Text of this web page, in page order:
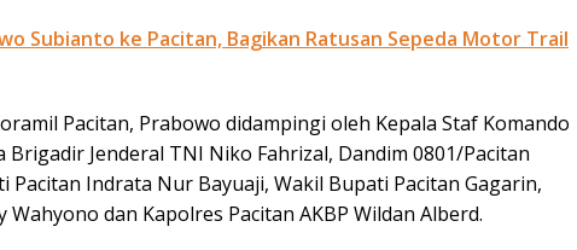
Subianto ke Pacitan, Bagikan Ratusan Sepeda Motor Trail
Pacitan, Prabowo didampingi oleh Kepala Staf Komando
Jenderal TNI Niko Fahrizal, Dandim 0801/Pacitan
Pacitan Indrata Nur Bayuaji, Wakil Bupati Pacitan Gagarin,
Wahyono dan Kapolres Pacitan AKBP Wildan Alberd.